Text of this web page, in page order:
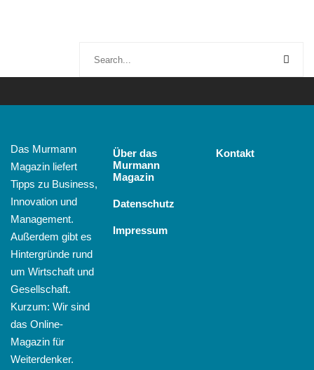
Das Murmann
Magazin liefert
Tipps zu Business,
Innovation und
Management.
Außerdem gibt es
Hintergründe rund
um Wirtschaft und
Gesellschaft.
Kurzum: Wir sind
das Online-
Magazin für
Weiterdenker.
Über das
Murmann
Magazin
Datenschutz
Impressum
Kontakt